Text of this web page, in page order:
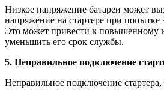
Низкое напряжение батареи может
напряжение на стартере при попытке
Это может привести к повышенному
уменьшить его срок службы.
5. Неправильное подключение
Неправильное подключение стартера,